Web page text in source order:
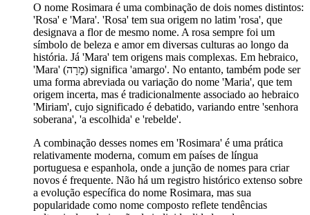
O nome Rosimara é uma combinação de dois nomes distintos:
'Rosa' e 'Mara'. 'Rosa' tem sua origem no latim 'rosa', que
designava a flor de mesmo nome. A rosa sempre foi um
símbolo de beleza e amor em diversas culturas ao longo da
história. Já 'Mara' tem origens mais complexas. Em hebraico,
'Mara' (מָרָה) significa 'amargo'. No entanto, também pode ser
uma forma abreviada ou variação do nome 'Maria', que tem
origem incerta, mas é tradicionalmente associado ao hebraico
'Miriam', cujo significado é debatido, variando entre 'senhora
soberana', 'a escolhida' e 'rebelde'.
A combinação desses nomes em 'Rosimara' é uma prática
relativamente moderna, comum em países de língua
portuguesa e espanhola, onde a junção de nomes para criar
novos é frequente. Não há um registro histórico extenso sobre
a evolução específica do nome Rosimara, mas sua
popularidade como nome composto reflete tendências